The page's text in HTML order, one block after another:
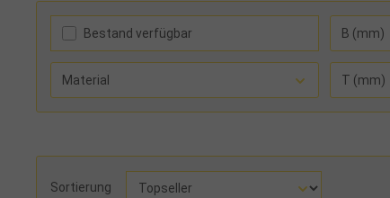
Bestand verfügbar B (mm)
Material T (mm)
Sortierung